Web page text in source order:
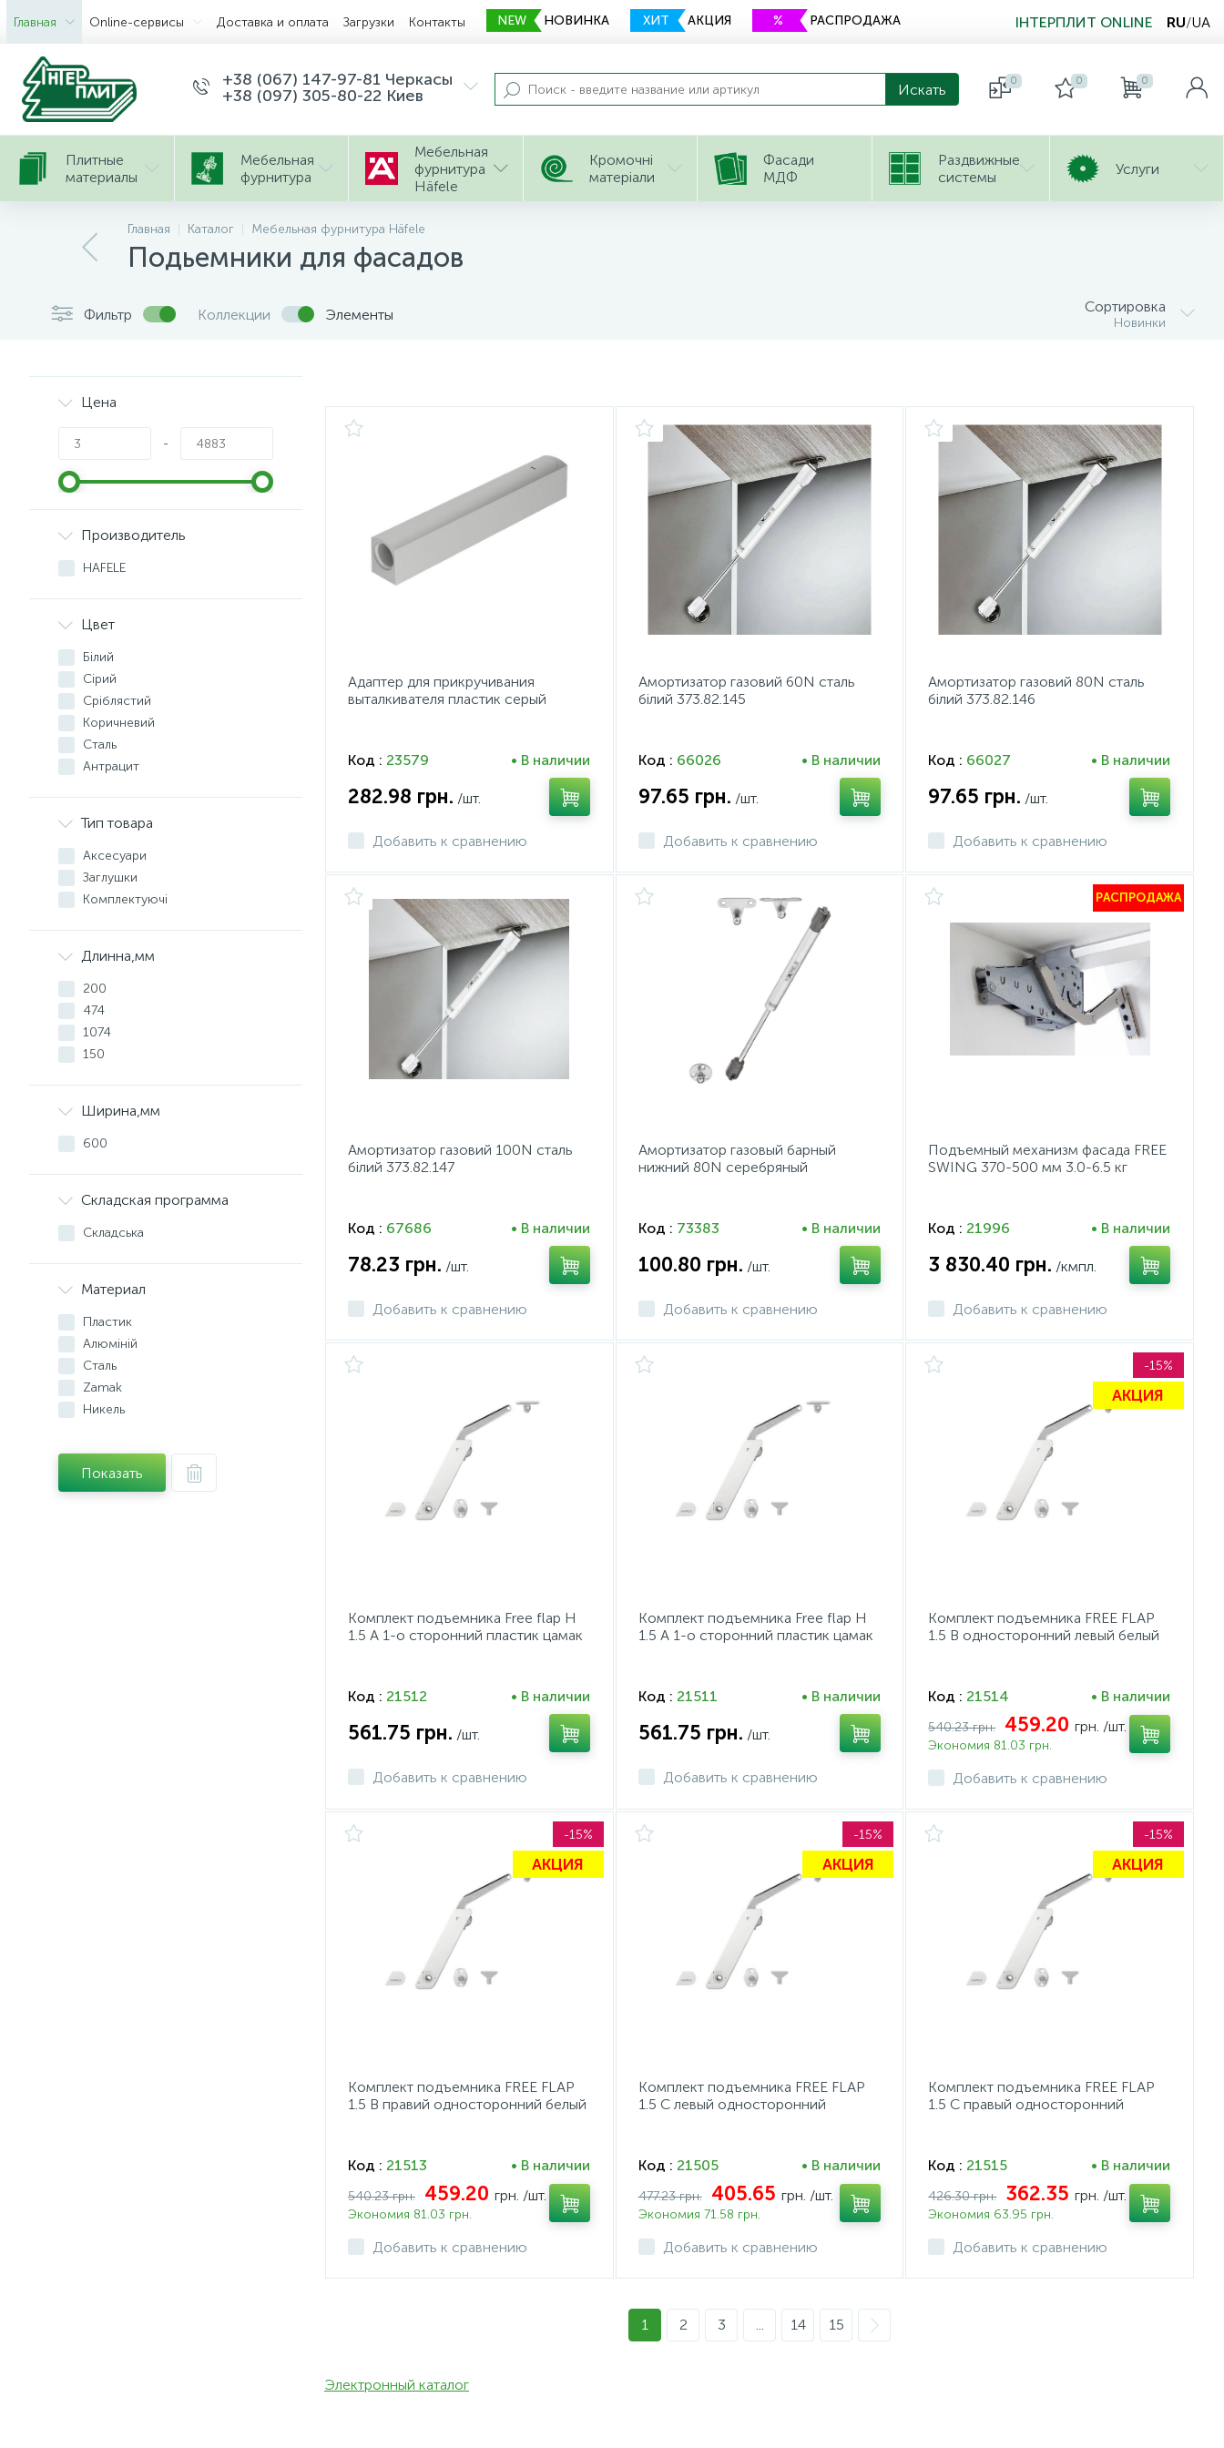
Главная Оnline-сервисы Доставка и оплата Загрузки Контакты NEW НОВИНКА ХИТ АКЦИЯ % РАСПРОДАЖА ІНТЕРПЛИТ ONLINE RU/UA
+38 (067) 147-97-81 Черкасы
+38 (097) 305-80-22 Киев
0 0 0
Плитные
материалы
Мебельная
фурнитура
Мебельная
фурнитура
Häfele
Кромочні
матеріали
Фасади
МДФ
Раздвижные
системы
Услуги
Главная Каталог Мебельная фурнитура Häfele
Подьемники для фасадов
Фильтр Коллекции Элементы Сортировка
Новинки
Цена
-
Производитель
HAFELE
Цвет
Білий
Сірий
Срiблястий
Коричневий
Сталь
Антрацит
Тип товара
Аксесуари
Заглушки
Комплектуючі
Длинна,мм
200
474
1074
150
Ширина,мм
600
Складская программа
Складська
Материал
Пластик
Алюміній
Сталь
Zamak
Никель
Показать
Адаптер для прикручивания
выталкивателя пластик серый
Код : 23579 • В наличии
282.98 грн. /шт.
Добавить к сравнению
Амортизатор газовий 60N сталь
білий 373.82.145
Код : 66026 • В наличии
97.65 грн. /шт.
Добавить к сравнению
Амортизатор газовий 80N сталь
білий 373.82.146
Код : 66027 • В наличии
97.65 грн. /шт.
Добавить к сравнению
Амортизатор газовий 100N сталь
білий 373.82.147
Код : 67686 • В наличии
78.23 грн. /шт.
Добавить к сравнению
Амортизатор газовый барный
нижний 80N серебряный
Код : 73383 • В наличии
100.80 грн. /шт.
Добавить к сравнению
РАСПРОДАЖА
Подъемный механизм фасада FREE
SWING 370-500 мм 3.0-6.5 кг
Код : 21996 • В наличии
3 830.40 грн. /кмпл.
Добавить к сравнению
Комплект подъемника Free flap H
1.5 A 1-о сторонний пластик цамак
Код : 21512 • В наличии
561.75 грн. /шт.
Добавить к сравнению
Комплект подъемника Free flap H
1.5 A 1-о сторонний пластик цамак
Код : 21511 • В наличии
561.75 грн. /шт.
Добавить к сравнению
-15%
АКЦИЯ
Комплект подъемника FREE FLAP
1.5 B односторонний левый белый
Код : 21514 • В наличии
459.20грн. /шт.
540.23 грн.
Экономия 81.03 грн.
Добавить к сравнению
-15%
АКЦИЯ
Комплект подъемника FREE FLAP
1.5 B правий односторонний белый
Код : 21513 • В наличии
459.20 грн. /шт.
540.23 грн.
Экономия 81.03 грн.
Добавить к сравнению
-15%
АКЦИЯ
Комплект подъемника FREE FLAP
1.5 C левый односторонний
Код : 21505 • В наличии
405.65 грн. /шт.
477.23 грн.
Экономия 71.58 грн.
Добавить к сравнению
-15%
АКЦИЯ
Комплект подъемника FREE FLAP
1.5 C правый односторонний
Код : 21515 • В наличии
362.35грн. /шт.
426.30 грн.
Экономия 63.95 грн.
Добавить к сравнению
1 2 3 ... 14 15
Электронный каталог